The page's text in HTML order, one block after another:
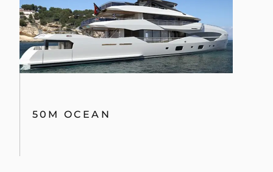
50M OCEAN